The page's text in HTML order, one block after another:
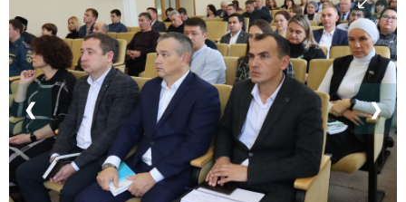
❮ ❯